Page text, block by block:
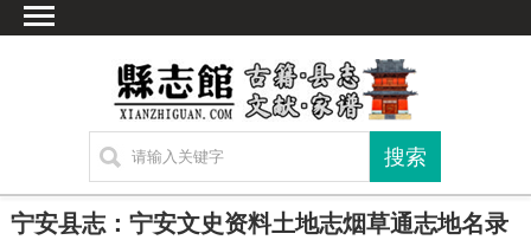
方志
宁安县志：宁安文史资料土地志烟草通志地名录